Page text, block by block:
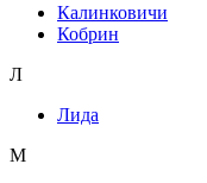
Калинковичи
Кобрин
Л
Лида
М